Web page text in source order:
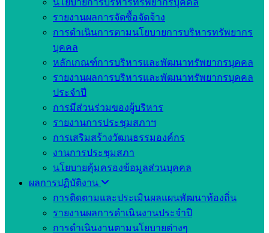
รายงานผลการจัดซื้อจัดจ้าง
การดำเนินการตามนโยบายการบริหารทรัพยากร
บุคคล
หลักเกณฑ์การบริหารและพัฒนาทรัพยากรบุคคล
รายงานผลการบริหารและพัฒนาทรัพยากรบุคคล
ประจำปี
การมีส่วนร่วมของผู้บริหาร
รายงานการประชุมสภาฯ
การเสริมสร้างวัฒนธรรมองค์กร
งานการประชุมสภา
นโยบายคุ้มครองข้อมูลส่วนบุคคล
ผลการปฏิบัติงาน
การติดตามและประเมินผลแผนพัฒนาท้องถิ่น
รายงานผลการดำเนินงานประจำปี
การดำเนินงานตามนโยบายต่างๆ